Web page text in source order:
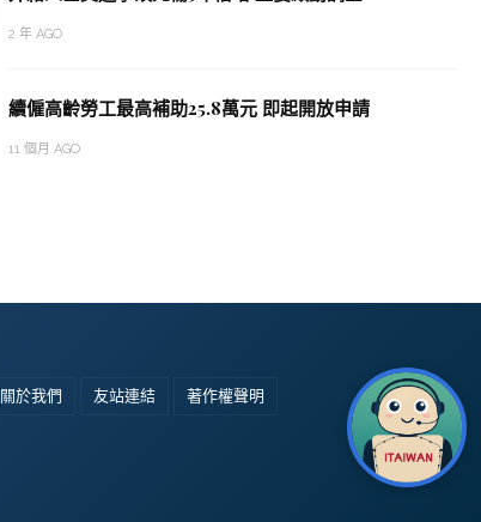
2 年 AGO
續僱高齡勞工最高補助25.8萬元 即起開放申請
11 個月 AGO
關於我們 友站連結 著作權聲明